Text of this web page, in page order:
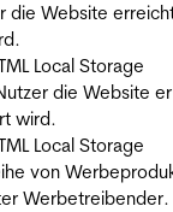
die Website
Local Storage
die Website
wird.
Local Storage
von
Werbetreibender.